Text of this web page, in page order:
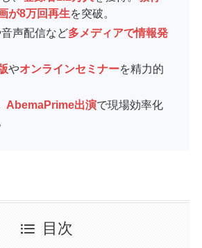
が8万回再生を突破。
声配信など多メディアで情報発
やオンラインセミナーを精力的
AbemaPrime出演で現場効率化
目次